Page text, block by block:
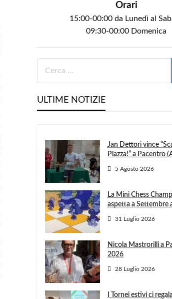
Orari
15:00-00:00 da Lunedì al
09:30-00:00 Domenica
ULTIME NOTIZIE
Jan Dettori vince
Piazza!” a Pacentro
5 Agosto 2026
La Mini Chess
aspetta a Settembre
31 Luglio 2026
Nicola Mastrorilli a
2026
28 Luglio 2026
I Tornei estivi ci